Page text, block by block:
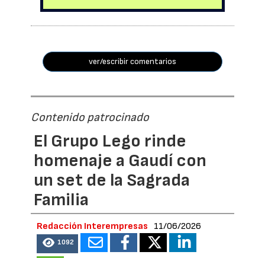
ver/escribir comentarios
Contenido patrocinado
El Grupo Lego rinde
homenaje a Gaudí con
un set de la Sagrada
Familia
Redacción Interempresas 11/06/2026
1092